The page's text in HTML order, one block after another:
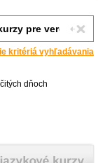
kritériá vyhľadávania
dňoch